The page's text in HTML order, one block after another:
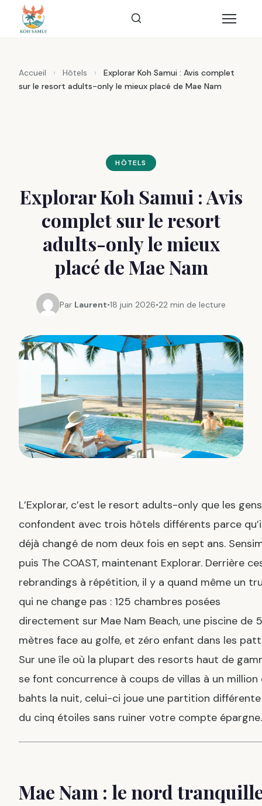
Accueil › Hôtels ›
Explorar Koh Samui : Avis complet
sur le resort adults-only le mieux placé de Mae Nam
HÔTELS
Explorar Koh Samui : Avis
complet sur le resort
adults-only le mieux
placé de Mae Nam
Par Laurent•18 juin 2026•22 min de lecture
L’Explorar, c’est le resort adults-only que les gens
confondent avec trois hôtels différents parce
déjà changé de nom deux fois en sept ans.
puis The COAST, maintenant Explorar. Derrière
rebrandings à répétition, il y a quand même un
qui ne change pas : 125 chambres posées
directement sur Mae Nam Beach, une piscine de
mètres face au golfe, et zéro enfant dans les
Sur une île où la plupart des resorts haut de
se font concurrence à coups de villas à un million
bahts la nuit, celui-ci joue une partition
du cinq étoiles sans ruiner votre compte épargne.
Mae Nam : le nord